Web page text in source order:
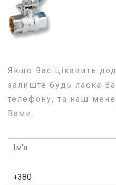
Якщо Вас цікавить
залиште будь ласка
телефону, та наш
Вами.